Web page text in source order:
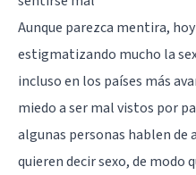
Aunque parezca mentira,
estigmatizando mucho la
incluso en los países más
miedo a ser mal vistos por
algunas personas hablen de
quieren decir sexo, de modo